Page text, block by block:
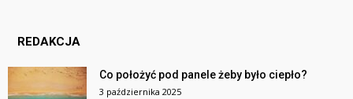
REDAKCJA
Co położyć pod panele żeby było ciepło?
3 października 2025